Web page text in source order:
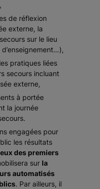
de réflexion
externe, la
sur le lieu
pratiques liées
secours incluant
externe,
à portée
la journée
engagées pour
les résultats
des premiers
sur la
automatisés
. Par ailleurs, il